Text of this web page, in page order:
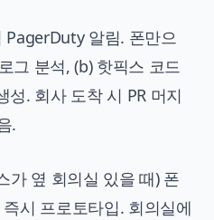
알림. 폰만으
그 분석, (b) 핫픽스 코드
성. 회사 도착 시 PR 머지
.
옆 회의실 있을 때) 폰
시 프로토타입. 회의실에